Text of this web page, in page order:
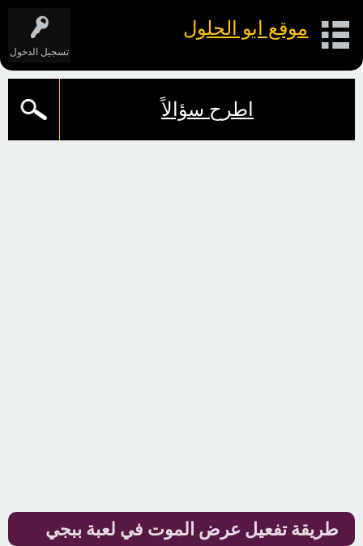
تسجيل الدخول
موقع ابو الحلول
اطرح سؤالاً
طريقة تفعيل عرض الموت في لعبة ببجي